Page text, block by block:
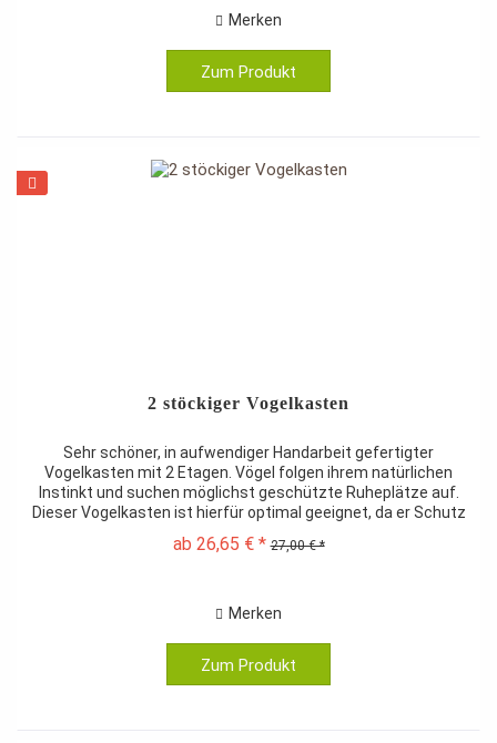
Merken
Zum Produkt
2 stöckiger Vogelkasten
Sehr schöner, in aufwendiger Handarbeit gefertigter
Vogelkasten mit 2 Etagen. Vögel folgen ihrem natürlichen
Instinkt und suchen möglichst geschützte Ruheplätze auf.
Dieser Vogelkasten ist hierfür optimal geeignet, da er Schutz
ab 26,65 € * 27,00 € *
Merken
Zum Produkt